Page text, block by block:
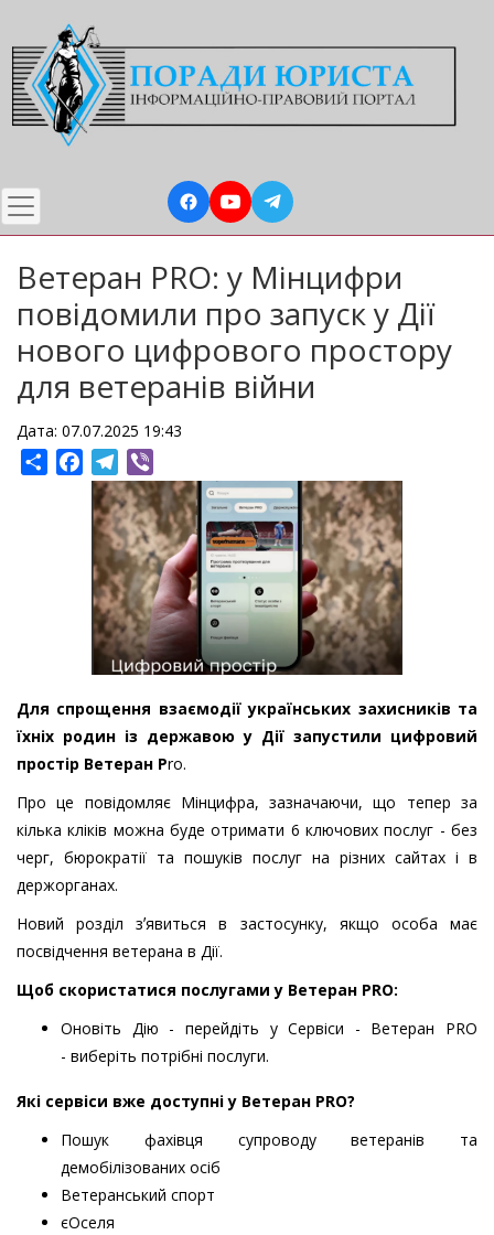
до
основного
вмісту
Ветеран PRO: у Мінцифри
повідомили про запуск у Дії
нового цифрового простору
для ветеранів війни
Дата: 07.07.2025 19:43
ShareFacebookTelegram
Для спрощення взаємодії українських захисників та
їхніх родин із державою у Дії запустили цифровий
простір Ветеран Pro.
Про це повідомляє Мінцифра, зазначаючи, що тепер за
кілька кліків можна буде отримати 6 ключових послуг - без
черг, бюрократії та пошуків послуг на різних сайтах і в
держорганах.
Новий розділ зʼявиться в застосунку, якщо особа має
посвідчення ветерана в Дії.
Щоб скористатися послугами у Ветеран PRO:
Оновіть Дію - перейдіть у Сервіси - Ветеран PRO
- виберіть потрібні послуги.
Які сервіси вже доступні у Ветеран PRO?
Пошук фахівця супроводу ветеранів та
демобілізованих осіб
Ветеранський спорт
єОселя